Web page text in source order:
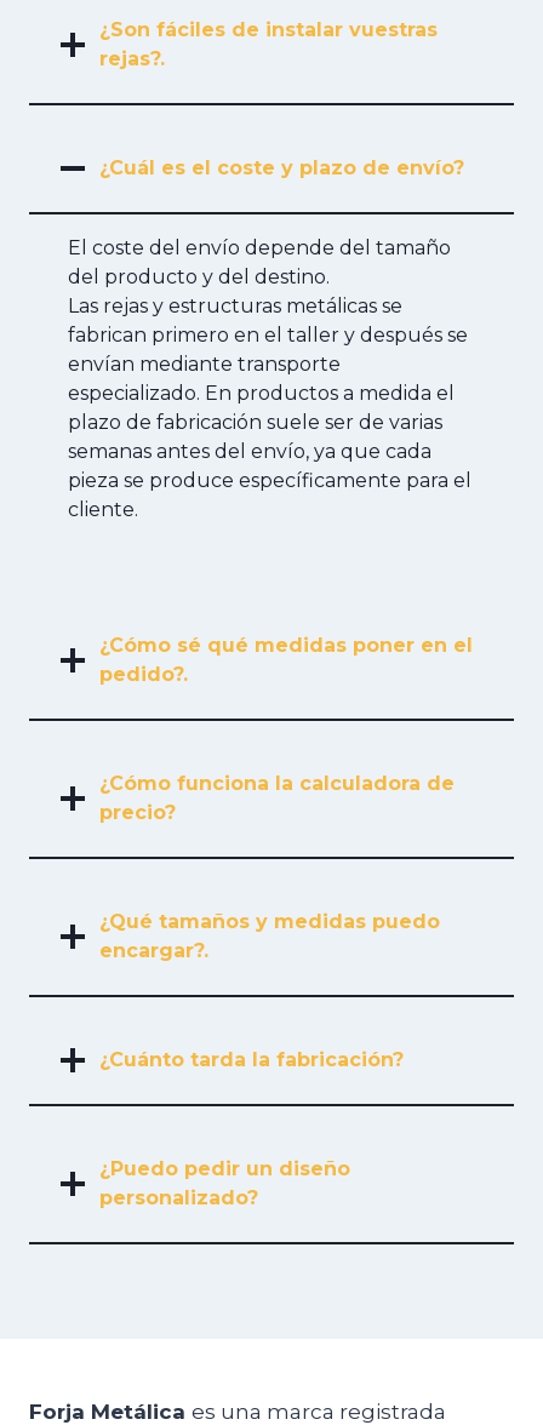
¿Son fáciles de instalar vuestras
rejas?.
¿Cuál es el coste y plazo de envío?
El coste del envío depende del tamaño
del producto y del destino.
Las rejas y estructuras metálicas se
fabrican primero en el taller y después se
envían mediante transporte
especializado. En productos a medida el
plazo de fabricación suele ser de varias
semanas antes del envío, ya que cada
pieza se produce específicamente para el
cliente.
¿Cómo sé qué medidas poner en el
pedido?.
¿Cómo funciona la calculadora de
precio?
¿Qué tamaños y medidas puedo
encargar?.
¿Cuánto tarda la fabricación?
¿Puedo pedir un diseño
personalizado?
Forja Metálica es una marca registrada